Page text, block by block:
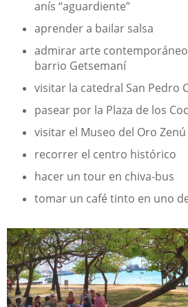
anís “aguardiente”
aprender a bailar salsa
admirar arte
barrio Getsemaní
visitar la catedral San Pedro
pasear por la Plaza de los
visitar el Museo del Oro Zenú
recorrer el centro histórico
hacer un tour en chiva-bus
tomar un café tinto en uno